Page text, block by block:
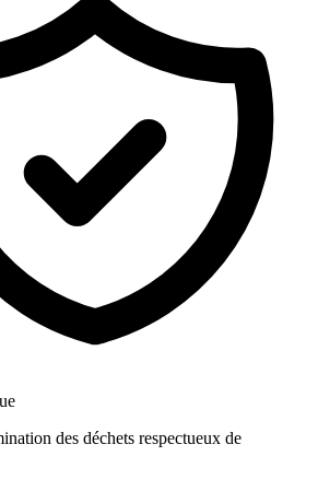
des déchets respectueux de